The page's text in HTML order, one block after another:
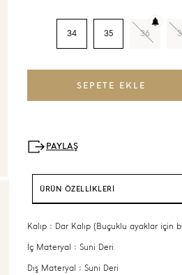
34 35 36
ÜRÜN ÖZELLİKLERİ
Kalıp : Dar Kalıp (Buçuklu ayaklar için
İç Materyal : Suni Deri
Dış Materyal : Suni Deri